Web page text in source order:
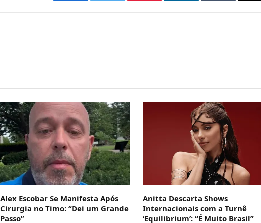
Alex Escobar Se Manifesta Após
Cirurgia no Timo: “Dei um Grande
Passo”
Anitta Descarta Shows
Internacionais com a Turnê
‘Equilibrium’: “É Muito Brasil”